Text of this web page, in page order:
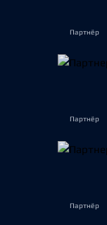
Партнёр
Партнёр
Партнёр